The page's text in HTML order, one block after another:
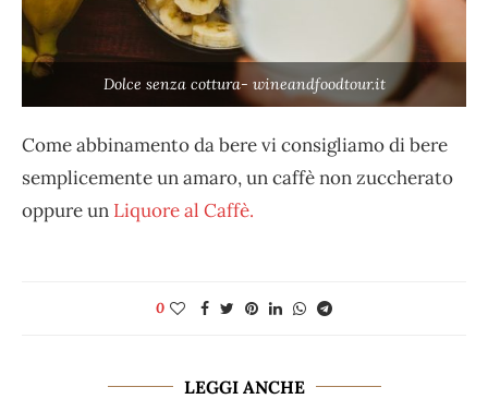
Dolce senza cottura- wineandfoodtour.it
Come abbinamento da bere vi consigliamo di bere
semplicemente un amaro, un caffè non zuccherato
oppure un Liquore al Caffè.
0
LEGGI ANCHE